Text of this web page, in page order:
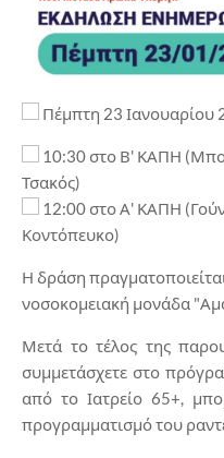
Πέμπτη 23 Ιανουαρίου
10:30 στο Β' ΚΑΠΗ
Τσακός)
12:00 στο Α' ΚΑΠΗ
Κοντόπευκο)
Η δράση
νοσοκομειακή μονάδα
Μετά το τέλος της
συμμετάσχετε στο
από το Ιατρείο 65+,
προγραμματισμό του